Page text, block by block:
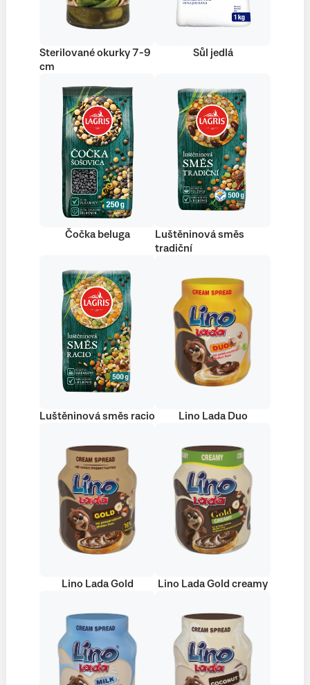
Sterilované okurky 7-9
cm
Sůl jedlá
Čočka beluga
Luštěninová směs
tradiční
Luštěninová směs racio Lino Lada Duo
Lino Lada Gold Lino Lada Gold creamy